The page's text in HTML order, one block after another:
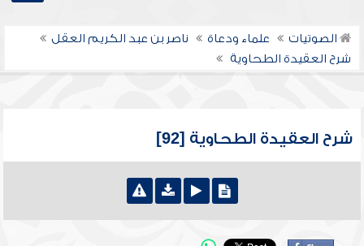
الصوتيات علماء ودعاة
ناصر بن عبد الكريم العقل
شرح العقيدة الطحاوية
شرح العقيدة الطحاوية [92]